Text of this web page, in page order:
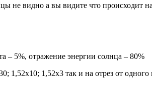
не видно а вы видите что происходит
– 5%, отражение энергии солнца – 80%
1,52х10; 1,52x3 так и на отрез от одного